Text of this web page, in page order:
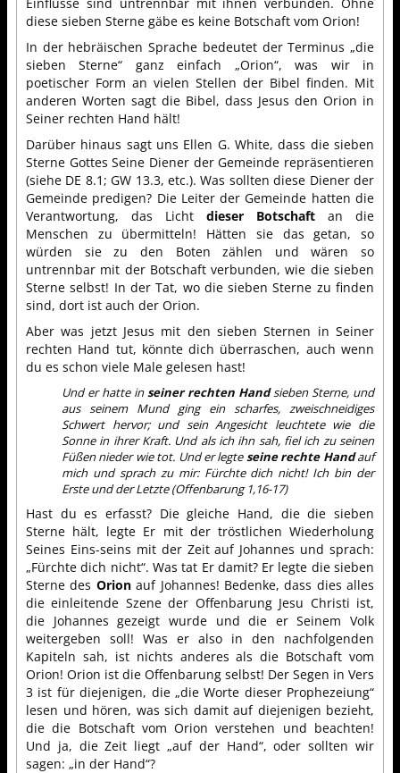
diese sieben Sterne gäbe es keine Botschaft vom Orion!
In der hebräischen Sprache bedeutet der Terminus „die
sieben Sterne“ ganz einfach „Orion“, was wir in
poetischer Form an vielen Stellen der Bibel finden. Mit
anderen Worten sagt die Bibel, dass Jesus den Orion in
Seiner rechten Hand hält!
Darüber hinaus sagt uns Ellen G. White, dass die sieben
Sterne Gottes Seine Diener der Gemeinde repräsentieren
(siehe DE 8.1; GW 13.3, etc.). Was sollten diese Diener der
Gemeinde predigen? Die Leiter der Gemeinde hatten die
Verantwortung, das Licht dieser Botschaft an die
Menschen zu übermitteln! Hätten sie das getan, so
würden sie zu den Boten zählen und wären so
untrennbar mit der Botschaft verbunden, wie die sieben
Sterne selbst! In der Tat, wo die sieben Sterne zu finden
sind, dort ist auch der Orion.
Aber was jetzt Jesus mit den sieben Sternen in Seiner
rechten Hand tut, könnte dich überraschen, auch wenn
du es schon viele Male gelesen hast!
Und er hatte inseiner rechten Handsieben Sterne, und
aus seinem Mund ging ein scharfes, zweischneidiges
Schwert hervor; und sein Angesicht leuchtete wie die
Sonne in ihrer Kraft. Und als ich ihn sah, fiel ich zu seinen
Füßen nieder wie tot. Und er legteseine rechte Handauf
mich und sprach zu mir: Fürchte dich nicht! Ich bin der
Erste und der Letzte (Offenbarung 1,16-17)
Hast du es erfasst? Die gleiche Hand, die die sieben
Sterne hält, legte Er mit der tröstlichen Wiederholung
Seines Eins-seins mit der Zeit auf Johannes und sprach:
„Fürchte dich nicht“. Was tat Er damit? Er legte die sieben
Sterne des Orionauf Johannes! Bedenke, dass dies alles
die einleitende Szene der Offenbarung Jesu Christi ist,
die Johannes gezeigt wurde und die er Seinem Volk
weitergeben soll! Was er also in den nachfolgenden
Kapiteln sah, ist nichts anderes als die Botschaft vom
Orion! Orion ist die Offenbarung selbst! Der Segen in Vers
3 ist für diejenigen, die „die Worte dieser Prophezeiung“
lesen und hören, was sich damit auf diejenigen bezieht,
die die Botschaft vom Orion verstehen und beachten!
Und ja, die Zeit liegt „auf der Hand“, oder sollten wir
sagen: „in der Hand“?